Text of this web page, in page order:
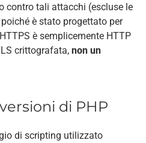
contro tali attacchi (escluse le
è stato progettato per
è semplicemente HTTP
crittografata, non un
di PHP
di scripting utilizzato